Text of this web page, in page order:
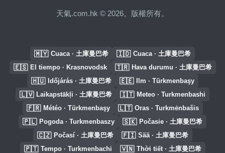
天氣.com.hk © 2026。版權所有。
🇲🇾 Cuaca · 土庫曼巴希 🇮🇩 Cuaca · 土庫曼巴希
🇪🇸 El tiempo · Krasnovodsk 🇹🇷 Hava durumu · 土庫曼巴希
🇭🇺 Időjárás · 土庫曼巴希 🇪🇪 Ilm · Türkmenbaşy
🇱🇻 Laikapstākļi · 土庫曼巴希 🇮🇹 Meteo · Turkmenbashi
🇫🇷 Météo · Türkmenbaşy 🇱🇹 Oras · Turkmėnbašis
🇵🇱 Pogoda · Turkmenbaszy 🇸🇰 Počasie · 土庫曼巴希
🇨🇿 Počasí · 土庫曼巴希 🇫🇮 Sää · 土庫曼巴希
🇵🇹 Tempo · Turkmenbachi 🇻🇳 Thời tiết · 土庫曼巴希